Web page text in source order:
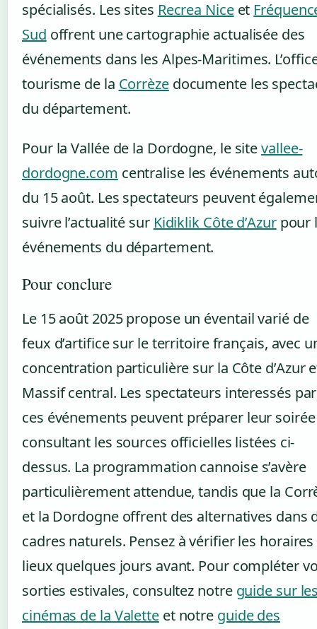
spécialisés. Les sites Recrea Niceet
Sud offrent une cartographie actualisée des
événements dans les Alpes-Maritimes.
tourisme de la Corrèzedocumente les
du département.
Pour la Vallée de la Dordogne, le sitevallee-
dordogne.com centralise les événements
du 15 août. Les spectateurs peuvent
suivre l’actualité sur Kidiklik Côte d’Azurpour
événements du département.
Pour conclure
Le 15 août 2025 propose un éventail varié de
feux d’artifice sur le territoire français, avec
concentration particulière sur la Côte d’Azur
Massif central. Les spectateurs interessés par
ces événements peuvent préparer leur
consultant les sources officielles listées ci-
dessus. La programmation cannoise s’avère
particulièrement attendue, tandis que la
et la Dordogne offrent des alternatives dans
cadres naturels. Pensez à vérifier les
lieux quelques jours avant. Pour compléter
sorties estivales, consultez notre guide sur
cinémas de la Valetteet notre guide des